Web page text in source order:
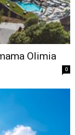
Olimia
0